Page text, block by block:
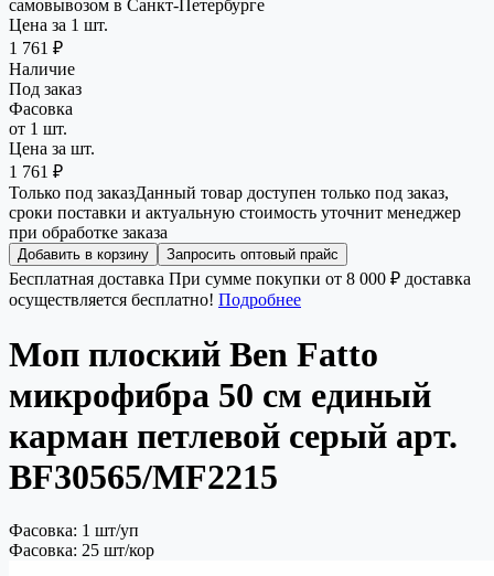
самовывозом в Санкт-Петербурге
Цена за 1 шт.
1 761 ₽
Наличие
Под заказ
Фасовка
от 1 шт.
Цена за шт.
1 761 ₽
Только под заказДанный товар доступен только под заказ,
сроки поставки и актуальную стоимость уточнит менеджер
при обработке заказа
Добавить в корзину Запросить оптовый прайс
Бесплатная доставка При сумме покупки от 8 000 ₽ доставка
осуществляется бесплатно! Подробнее
Моп плоский Ben Fatto
микрофибра 50 см единый
карман петлевой серый арт.
BF30565/MF2215
Фасовка: 1 шт/уп
Фасовка: 25 шт/кор